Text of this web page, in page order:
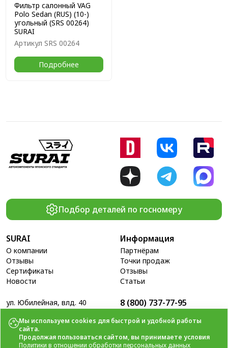
Фильтр салонный VAG
Polo Sedan (RUS) (10-)
угольный (SRS 00264)
SURAI
Артикул SRS 00264
Подробнее
Подбор деталей по госномеру
SURAI
О компании
Отзывы
Сертификаты
Новости
Информация
Партнёрам
Точки продаж
Отзывы
Статьи
ул. Юбилейная, влд. 40
Пн - Пт: 9.00 - 18.00
Сб - Вс: выходные
8 (800) 737-77-95
Свяжитесь с нами
info@surai.ru
Мы используем cookies для быстрой и удобной работы
сайта.
Продолжая пользоваться сайтом, вы принимаете условия
Политики в отношении обработки персональных данных